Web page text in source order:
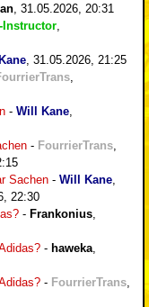
31.05.2026, 20:31
Instructor
31.05.2026, 21:25
- Will Kane
- FourrierTrans
Sachen - Will Kane
22:30
- Frankonius
- haweka
- FourrierTrans